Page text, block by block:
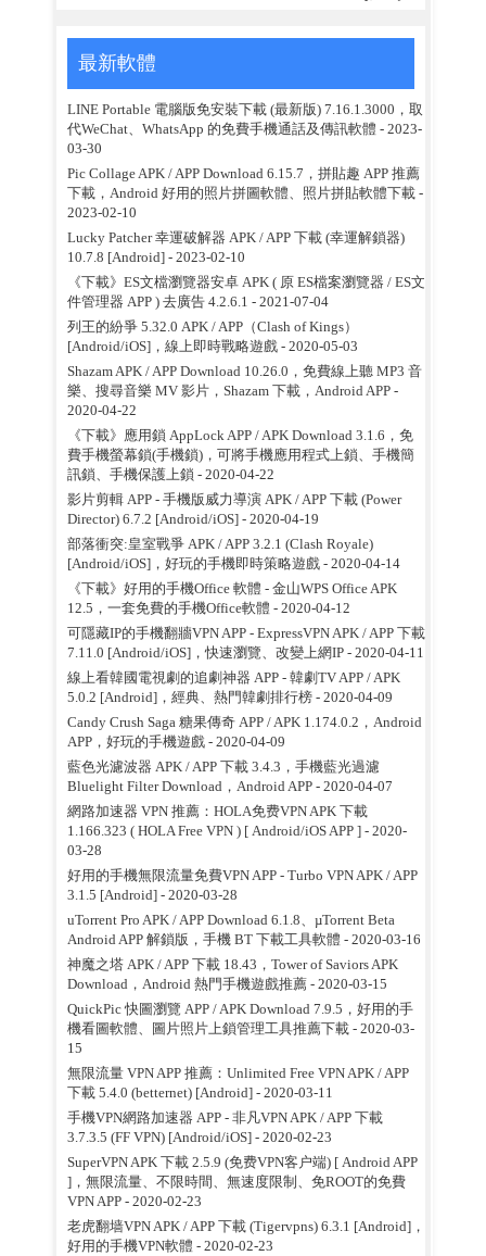
最新軟體
LINE Portable 電腦版免安裝下載 (最新版) 7.16.1.3000，取
代WeChat、WhatsApp 的免費手機通話及傳訊軟體 - 2023-
03-30
Pic Collage APK / APP Download 6.15.7，拼貼趣 APP 推薦
下載，Android 好用的照片拼圖軟體、照片拼貼軟體下載-
2023-02-10
Lucky Patcher 幸運破解器 APK / APP 下載 (幸運解鎖器)
10.7.8 [Android] - 2023-02-10
《下載》ES文檔瀏覽器安卓 APK ( 原 ES檔案瀏覽器 / ES文
件管理器 APP ) 去廣告 4.2.6.1 - 2021-07-04
列王的紛爭 5.32.0 APK / APP（Clash of Kings）
[Android/iOS]，線上即時戰略遊戲- 2020-05-03
Shazam APK / APP Download 10.26.0，免費線上聽 MP3 音
樂、搜尋音樂 MV 影片，Shazam 下載，Android APP-
2020-04-22
《下載》應用鎖 AppLock APP / APK Download 3.1.6，免
費手機螢幕鎖(手機鎖)，可將手機應用程式上鎖、手機簡
訊鎖、手機保護上鎖 - 2020-04-22
影片剪輯 APP - 手機版威力導演 APK / APP 下載 (Power
Director) 6.7.2 [Android/iOS]- 2020-04-19
部落衝突:皇室戰爭 APK / APP 3.2.1 (Clash Royale)
[Android/iOS]，好玩的手機即時策略遊戲- 2020-04-14
《下載》好用的手機Office 軟體 - 金山WPS Office APK
12.5，一套免費的手機Office軟體 - 2020-04-12
可隱藏IP的手機翻牆VPN APP - ExpressVPN APK / APP 下載
7.11.0 [Android/iOS]，快速瀏覽、改變上網IP- 2020-04-11
線上看韓國電視劇的追劇神器 APP - 韓劇TV APP / APK
5.0.2 [Android]，經典、熱門韓劇排行榜- 2020-04-09
Candy Crush Saga 糖果傳奇 APP / APK 1.174.0.2，Android
APP，好玩的手機遊戲- 2020-04-09
藍色光濾波器 APK / APP 下載 3.4.3，手機藍光過濾
Bluelight Filter Download，Android APP- 2020-04-07
網路加速器 VPN 推薦：HOLA免费VPN APK 下載
1.166.323 ( HOLA Free VPN ) [ Android/iOS APP ]- 2020-
03-28
好用的手機無限流量免費VPN APP - Turbo VPN APK / APP
3.1.5 [Android]- 2020-03-28
uTorrent Pro APK / APP Download 6.1.8、µTorrent Beta
Android APP 解鎖版，手機 BT 下載工具軟體 - 2020-03-16
神魔之塔 APK / APP 下載 18.43，Tower of Saviors APK
Download，Android 熱門手機遊戲推薦- 2020-03-15
QuickPic 快圖瀏覽 APP / APK Download 7.9.5，好用的手
機看圖軟體、圖片照片上鎖管理工具推薦下載- 2020-03-
15
無限流量 VPN APP 推薦：Unlimited Free VPN APK / APP
下載 5.4.0 (betternet) [Android]- 2020-03-11
手機VPN網路加速器 APP - 非凡VPN APK / APP 下載
3.7.3.5 (FF VPN) [Android/iOS]- 2020-02-23
SuperVPN APK 下載 2.5.9 (免费VPN客户端) [ Android APP
]，無限流量、不限時間、無速度限制、免ROOT的免費
VPN APP- 2020-02-23
老虎翻墙VPN APK / APP 下載 (Tigervpns) 6.3.1 [Android]，
好用的手機VPN軟體 - 2020-02-23